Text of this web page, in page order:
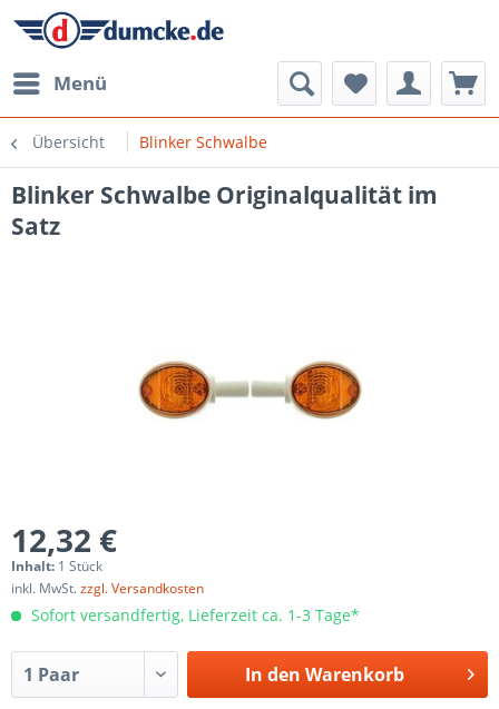
Menü
Übersicht Blinker Schwalbe
Blinker Schwalbe Originalqualität im
Satz
12,32 €
Inhalt: 1 Stück
inkl. MwSt.zzgl. Versandkosten
Sofort versandfertig, Lieferzeit ca. 1-3 Tage*
In den Warenkorb